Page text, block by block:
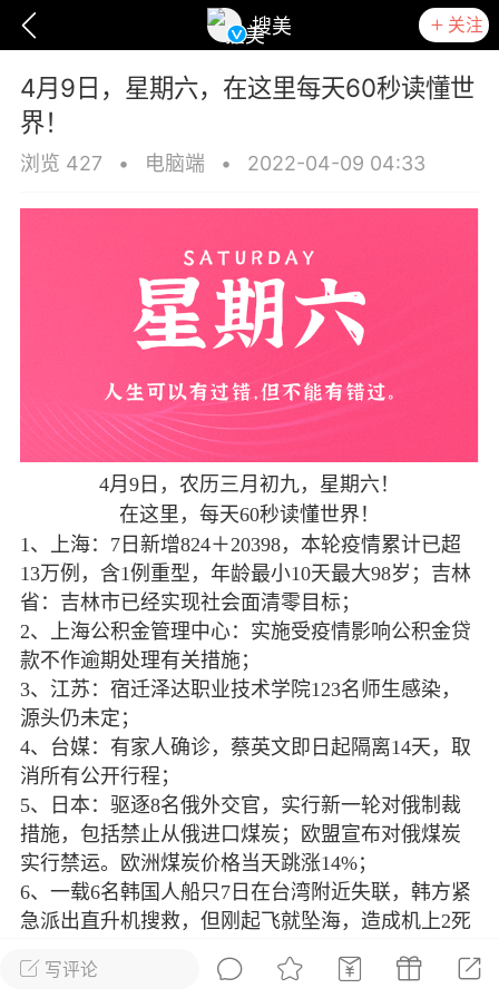
搜美 关注
爆汗熊 卡卡动能素 无创溶斑术
美业357 芯诗妍 卡卡美业
每次200金币 点击购买
师 小熊水光
爆汗熊
脂
卡卡动能素
建术
DRYY面膜 微晶溶斑术
爆款平台 Lv.8
26 23:18
电脑端 美业资讯
闪充小白罐
本/双效闪充，养出紧致小白脸！一、项
充小白罐 = 闪充大白肌（仪器）× 草本
产品）×极光嫩肤啫喱（产品）这是一套
护...写评论
4月9日，星期六，在这里每天60秒读懂世
界！
浏览 427 • 电脑端 • 2022-04-09 04:33
4月9日，农历三月初九，星期六！
在这里，每天60秒读懂世界！
1、上海：7日新增824＋20398，本轮疫情累计已超
13万例，含1例重型，年龄最小10天最大98岁；吉林
省：吉林市已经实现社会面清零目标；
2、上海公积金管理中心：实施受疫情影响公积金贷
款不作逾期处理有关措施；
3、江苏：宿迁泽达职业技术学院123名师生感染，
源头仍未定；
4、台媒：有家人确诊，蔡英文即日起隔离14天，取
消所有公开行程；
5、日本：驱逐8名俄外交官，实行新一轮对俄制裁
措施，包括禁止从俄进口煤炭；欧盟宣布对俄煤炭
实行禁运。欧洲煤炭价格当天跳涨14%；
6、一载6名韩国人船只7日在台湾附近失联，韩方紧
急派出直升机搜救，但刚起飞就坠海，造成机上2死
7、俄罗斯：决定驱逐45名波兰外交官，限5天离